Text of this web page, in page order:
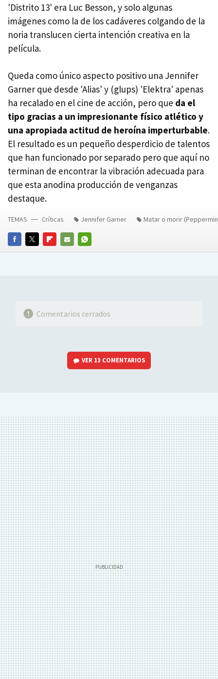
'Distrito 13' era Luc Besson, y solo algunas
imágenes como la de los cadáveres colgando de la
noria translucen cierta intención creativa en la
película.
Queda como único aspecto positivo una Jennifer
Garner que desde 'Alias' y (glups) 'Elektra' apenas
ha recalado en el cine de acción, pero que da el
tipo gracias a un impresionante físico atlético y
una apropiada actitud de heroína imperturbable.
El resultado es un pequeño desperdicio de talentos
que han funcionado por separado pero que aquí no
terminan de encontrar la vibración adecuada para
que esta anodina producción de venganzas
destaque.
FACEBOOKTWITTERFLIPBOARD
E-
WHATSAPP
TEMAS Críticas Jennifer Garner Matar o morir
Comentarios cerrados
VER 13 COMENTARIOS